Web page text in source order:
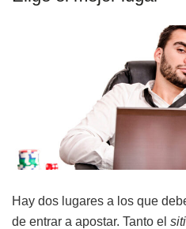
Hay dos lugares a los que
de entrar a apostar. Tanto el